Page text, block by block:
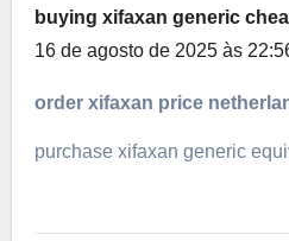
buying xifaxan generic
16 de agosto de 2025 às
order xifaxan price
purchase xifaxan generic